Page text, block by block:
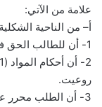
علامة من الآتي:
أ– من الناحية
1- أن للطالب الحق في تسجيل علامات طبقاً للمادة (9).
روعيت.
3- أن الطلب محرر